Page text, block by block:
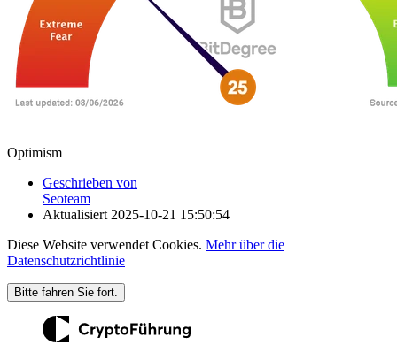
Optimism
Geschrieben von
Seoteam
Aktualisiert 2025-10-21 15:50:54
Diese Website verwendet Cookies. Mehr über die
Datenschutzrichtlinie
Bitte fahren Sie fort.